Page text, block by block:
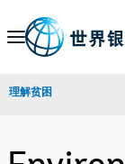
Skip
Navigation
理解贫困